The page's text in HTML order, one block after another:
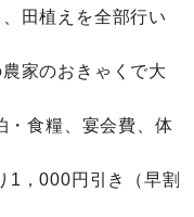
田植えを全部行い
のおきゃくで大
・食糧、宴会費、体
，000円引き（早割